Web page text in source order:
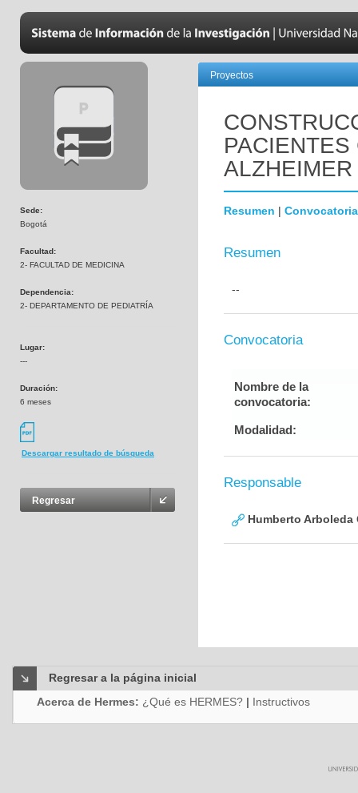
Sede:
Bogotá
Facultad:
2- FACULTAD DE MEDICINA
Dependencia:
2- DEPARTAMENTO DE PEDIATRÍA
Lugar:
---
Duración:
6 meses
Descargar resultado de búsqueda
Regresar
Proyectos
ALZHEIMER
Resumen | Convocatoria
Resumen
--
Convocatoria
Nombre de la
convocatoria:
Modalidad:
Responsable
Humberto Arboleda
Regresar a la página inicial
Acerca de Hermes: ¿Qué es HERMES? | Instructivos